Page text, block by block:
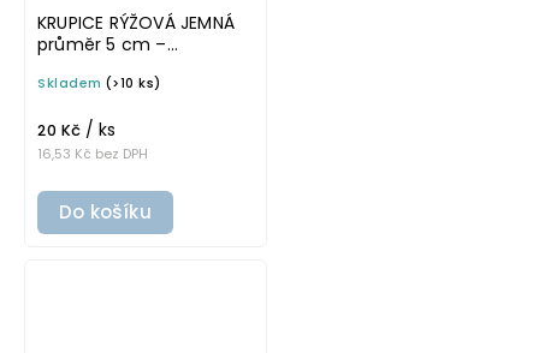
KRUPICE RÝŽOVÁ JEMNÁ
průměr 5 cm –
písmu, omyvatelná
potravinové dózy
Skladem (>10 ks)
16,53 Kč bez DPH
20 Kč / ks
Do košíku